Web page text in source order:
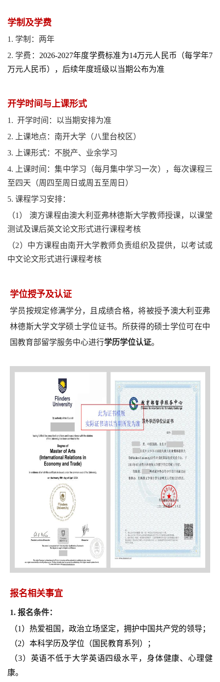
学制及学费
1. 学制：两年
2. 学费： 2026-2027年度学费标准为14万元人民币（每学年7
万元人民币）， 后续年度班级以当期公布为准
开学时间与上课形式
1. 开学时间：以当期安排为准
2. 上课地点：南开大学（八里台校区）
3. 上课形式：不脱产、业余学习
4. 上课时间：集中学习（每月集中学习一次），每次课程三
至四天（周四至周日或周五至周日）
5. 课程学习安排：
（1） 澳方课程由澳大利亚弗林德斯大学教师授课，以课堂
测试及课后英文论文形式进行课程考核
（2）中方课程由南开大学教师负责组织及提供，以考试或
中文论文形式进行课程考核
学位授予及认证
学员按规定修满学分，且成绩合格，将被授予澳大利亚弗
林德斯大学文学硕士学位证书。所获得的硕士学位可在中
国教育部留学服务中心进行学历学位认证。
报名相关事宜
1. 报名条件：
（1 ）热爱祖国，政治立场坚定，拥护中国共产党的领导；
（2）本科学历及学位（国民教育系列）；
（3）英语不低于大学英语四级水平，身体健康、心理健
康。